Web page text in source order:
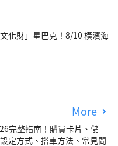
化財」星巴克！8/10 橫濱海
More
完整指南！購買卡片、儲
定方式、搭車方法、常見問